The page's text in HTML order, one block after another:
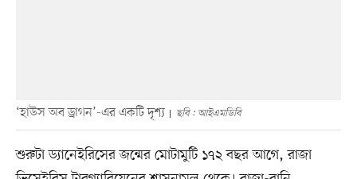
‘হাউস অব ড্রাগন’-এর একটি দৃশ্য ছবি : আইএমডিবি
শুরুটা ড্যানেইরিসের জন্মের মোটামুটি ১৭২ বছর আগে, রাজা